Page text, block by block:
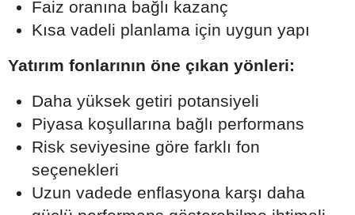
Faiz oranına bağlı kazanç
Kısa vadeli planlama için uygun yapı
Yatırım fonlarının öne çıkan yönleri:
Daha yüksek getiri potansiyeli
Piyasa koşullarına bağlı performans
Risk seviyesine göre farklı fon
seçenekleri
Uzun vadede enflasyona karşı daha